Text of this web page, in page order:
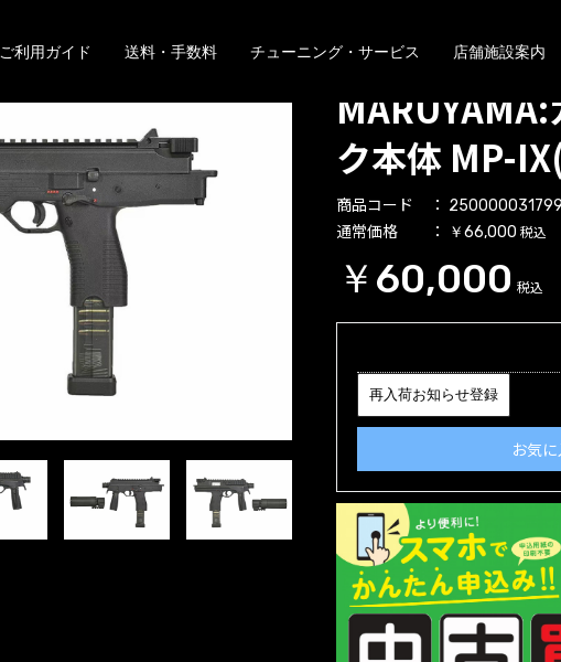
ご利用ガイド 送料・手数料 チューニング・サービス 店舗施設案内
ク本体 MP-
商品コード
通常価格 ￥66,000 税込
￥60,000 税込
再入荷お知らせ登録
お気